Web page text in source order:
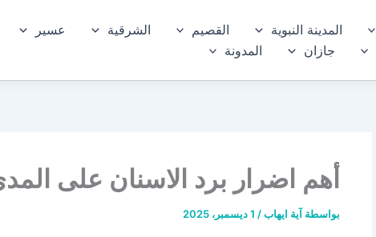
المدينة النبوية القصيم الشرقية عسير
جازان المدونة
أهم اضرار برد الاسنان على
بواسطة آية ايهاب/ 1 ديسمبر، 2025